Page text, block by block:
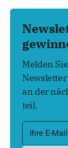
Melden
an der
teil.